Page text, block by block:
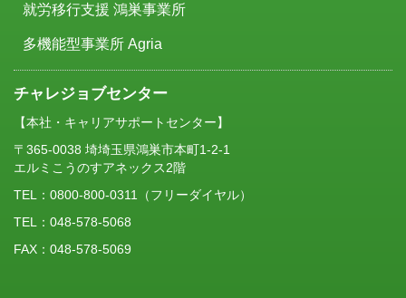
就労移行支援 鴻巣事業所
多機能型事業所 Agria
チャレジョブセンター
【本社・キャリアサポートセンター】
〒365-0038 埼埼玉県鴻巣市本町1-2-1
エルミこうのすアネックス2階
TEL： 0800-800-0311
（フリーダイヤル）
TEL：048-578-5068
FAX：048-578-5069